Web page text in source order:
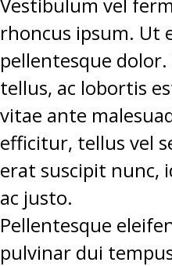
rhoncus ipsum. Ut
pellentesque
tellus, ac lobortis
vitae ante
efficitur, tellus vel
erat suscipit nunc,
ac justo.
Pellentesque
pulvinar dui